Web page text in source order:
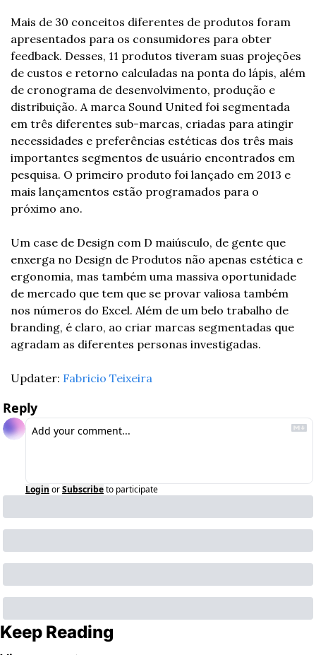
Mais de 30 conceitos diferentes de produtos foram
apresentados para os consumidores para obter
feedback. Desses, 11 produtos tiveram suas projeções
de custos e retorno calculadas na ponta do lápis, além
de cronograma de desenvolvimento, produção e
distribuição. A marca Sound United foi segmentada
em três diferentes sub-marcas, criadas para atingir
necessidades e preferências estéticas dos três mais
importantes segmentos de usuário encontrados em
pesquisa. O primeiro produto foi lançado em 2013 e
mais lançamentos estão programados para o
próximo ano.
Um case de Design com D maiúsculo, de gente que
enxerga no Design de Produtos não apenas estética e
ergonomia, mas também uma massiva oportunidade
de mercado que tem que se provar valiosa também
nos números do Excel. Além de um belo trabalho de
branding, é claro, ao criar marcas segmentadas que
agradam as diferentes personas investigadas.
Updater: Fabricio Teixeira
Reply
Login orSubscribeto participate
Keep Reading